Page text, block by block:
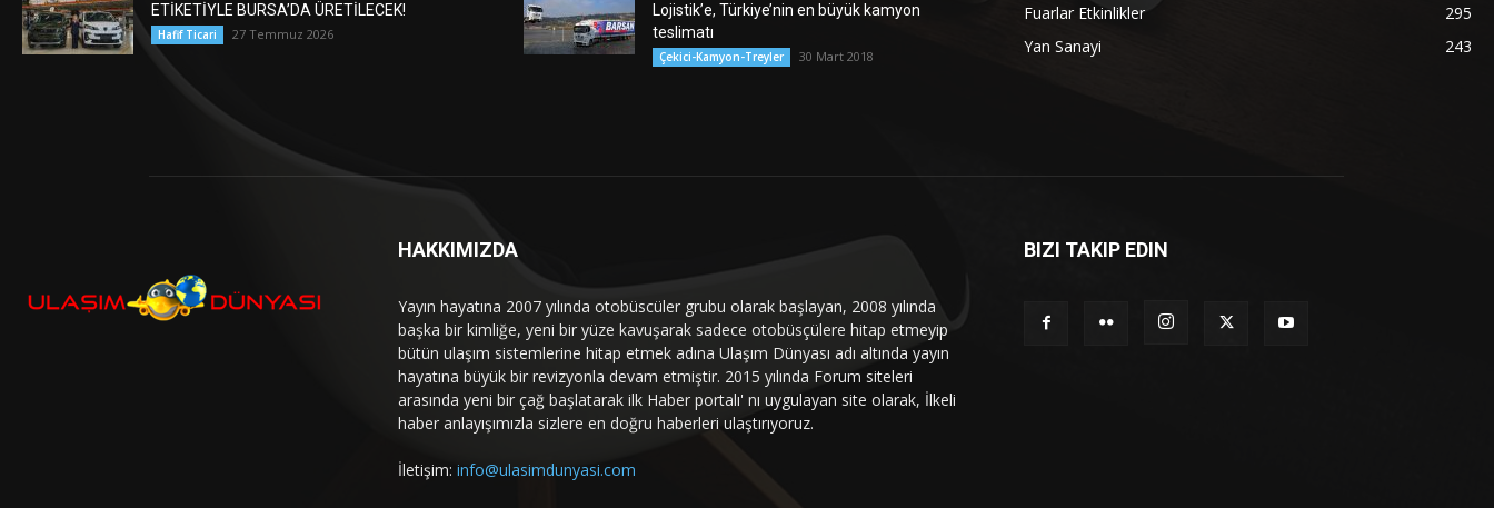
ETİKETİYLE BURSA’DA ÜRETİLECEK!
Hafif Ticari 27 Temmuz 2026
Lojistik’e, Türkiye’nin en büyük kamyon
teslimatı
Çekici-Kamyon-Treyler 30 Mart 2018
Fuarlar Etkinlikler
295
Yan Sanayi
243
HAKKIMIZDA
Yayın hayatına 2007 yılında otobüscüler grubu olarak başlayan, 2008 yılında
başka bir kimliğe, yeni bir yüze kavuşarak sadece otobüsçülere hitap etmeyip
bütün ulaşım sistemlerine hitap etmek adına Ulaşım Dünyası adı altında yayın
hayatına büyük bir revizyonla devam etmiştir. 2015 yılında Forum siteleri
arasında yeni bir çağ başlatarak ilk Haber portalı' nı uygulayan site olarak, İlkeli
haber anlayışımızla sizlere en doğru haberleri ulaştırıyoruz.
İletişim: info@ulasimdunyasi.com
BIZI TAKIP EDIN